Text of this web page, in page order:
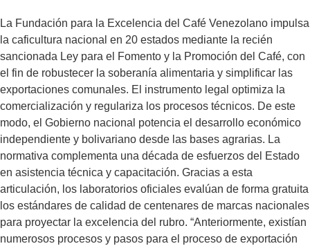
La Fundación para la Excelencia del Café Venezolano impulsa
la caficultura nacional en 20 estados mediante la recién
sancionada Ley para el Fomento y la Promoción del Café, con
el fin de robustecer la soberanía alimentaria y simplificar las
exportaciones comunales. El instrumento legal optimiza la
comercialización y regulariza los procesos técnicos. De este
modo, el Gobierno nacional potencia el desarrollo económico
independiente y bolivariano desde las bases agrarias. La
normativa complementa una década de esfuerzos del Estado
en asistencia técnica y capacitación. Gracias a esta
articulación, los laboratorios oficiales evalúan de forma gratuita
los estándares de calidad de centenares de marcas nacionales
para proyectar la excelencia del rubro. “Anteriormente, existían
numerosos procesos y pasos para el proceso de exportación